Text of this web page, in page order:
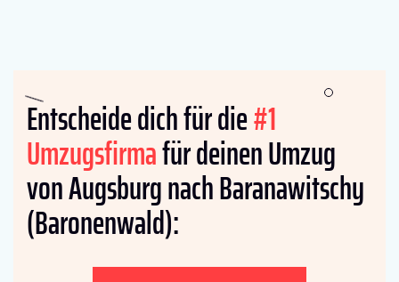
Entscheide dich für die#1
Umzugsfirmafür deinen Umzug
von Augsburg nach Baranawitschy
(Baronenwald):